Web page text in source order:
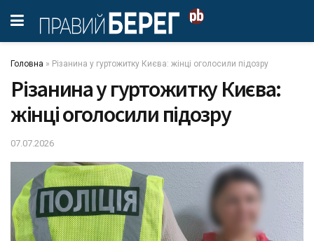
Головна » Різанина у гуртожитку Києва: жінці оголосили підозру
Різанина у гуртожитку Києва:
жінці оголосили підозру
07.07.2026